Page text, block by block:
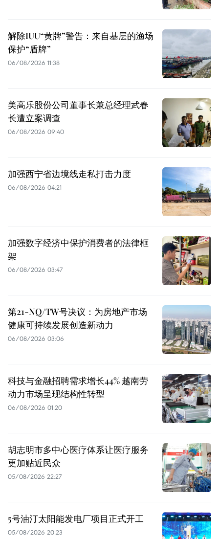
解除IUU“黄牌”警告：来自基层的渔场
保护“盾牌”
06/08/2026 11:38
美高乐股份公司董事长兼总经理武春
长遭立案调查
06/08/2026 09:40
加强西宁省边境线走私打击力度
06/08/2026 04:21
加强数字经济中保护消费者的法律框
架
06/08/2026 03:47
第21-NQ/TW号决议：为房地产市场
健康可持续发展创造新动力
06/08/2026 03:06
科技与金融招聘需求增长44% 越南劳
动力市场呈现结构性转型
06/08/2026 01:20
胡志明市多中心医疗体系让医疗服务
更加贴近民众
05/08/2026 22:27
5号油汀太阳能发电厂项目正式开工
05/08/2026 20:23